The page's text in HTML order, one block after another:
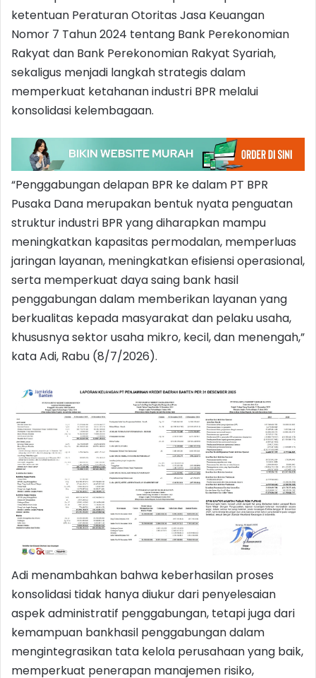
ketentuan Peraturan Otoritas Jasa Keuangan
Nomor 7 Tahun 2024 tentang Bank Perekonomian
Rakyat dan Bank Perekonomian Rakyat Syariah,
sekaligus menjadi langkah strategis dalam
memperkuat ketahanan industri BPR melalui
konsolidasi kelembagaan.
“Penggabungan delapan BPR ke dalam PT BPR
Pusaka Dana merupakan bentuk nyata penguatan
struktur industri BPR yang diharapkan mampu
meningkatkan kapasitas permodalan, memperluas
jaringan layanan, meningkatkan efisiensi operasional,
serta memperkuat daya saing bank hasil
penggabungan dalam memberikan layanan yang
berkualitas kepada masyarakat dan pelaku usaha,
khususnya sektor usaha mikro, kecil, dan menengah,”
kata Adi, Rabu (8/7/2026).
Adi menambahkan bahwa keberhasilan proses
konsolidasi tidak hanya diukur dari penyelesaian
aspek administratif penggabungan, tetapi juga dari
kemampuan bankhasil penggabungan dalam
mengintegrasikan tata kelola perusahaan yang baik,
memperkuat penerapan manajemen risiko,